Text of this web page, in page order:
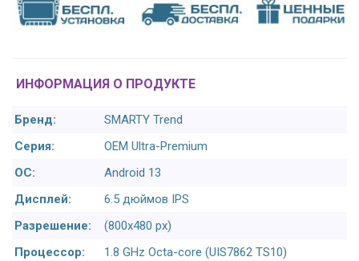
ИНФОРМАЦИЯ О ПРОДУКТЕ
Бренд:
SMARTY Trend
Серия:
OEM Ultra-Premium
ОС:
Android 13
Дисплей:
6.5 дюймов IPS
Разрешение:
(800х480 px)
Процессор:
1.8 GHz Octa-core (UIS7862 TS10)